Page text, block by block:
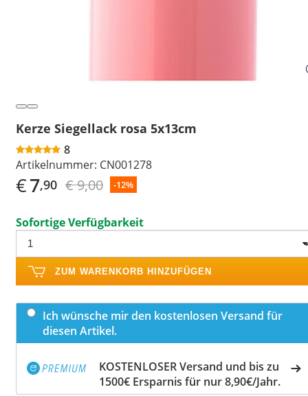
Kerze Siegellack rosa 5x13cm
8
Artikelnummer: CN001278
€7,90 € 9,00 -12%
Sofortige Verfügbarkeit
ZUM WARENKORB HINZUFÜGEN
Ich wünsche mir den kostenlosen Versand für
diesen Artikel.
KOSTENLOSER Versand und bis zu
1500€ Ersparnis für nur 8,90€/Jahr.